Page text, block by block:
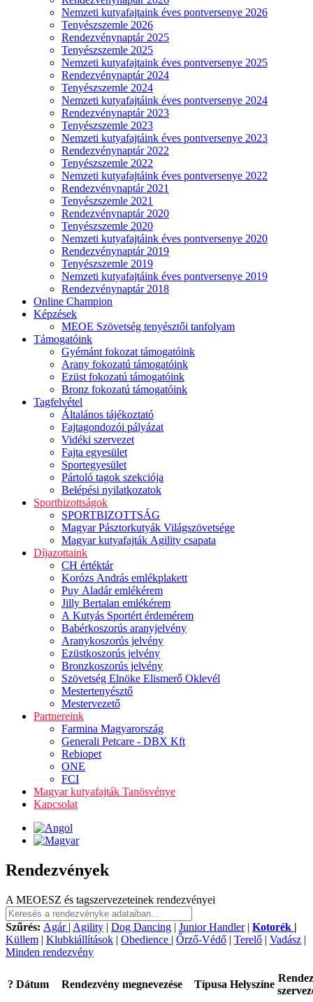
Nemzeti kutyafajtaink éves pontversenye 2026
Tenyészszemle 2026
Rendezvénynaptár 2025
Tenyészszemle 2025
Nemzeti kutyafajtaink éves pontversenye 2025
Rendezvénynaptár 2024
Tenyészszemle 2024
Nemzeti kutyafajtáink éves pontversenye 2024
Rendezvénynaptár 2023
Tenyészszemle 2023
Nemzeti kutyafajtáink éves pontversenye 2023
Rendezvénynaptár 2022
Tenyészszemle 2022
Nemzeti kutyafajtáink éves pontversenye 2022
Rendezvénynaptár 2021
Tenyészszemle 2021
Rendezvénynaptár 2020
Tenyészszemle 2020
Nemzeti kutyafajtáink éves pontversenye 2020
Rendezvénynaptár 2019
Tenyészszemle 2019
Nemzeti kutyafajtáink éves pontversenye 2019
Rendezvénynaptár 2018
Online Champion
Képzések
MEOE Szövetség tenyésztői tanfolyam
Támogatóink
Gyémánt fokozat támogatóink
Arany fokozatú támogatóink
Ezüst fokozatú támogatóink
Bronz fokozatú támogatóink
Tagfelvétel
Általános tájékoztató
Fajtagondozói pályázat
Vidéki szervezet
Fajta egyesület
Sportegyesület
Pártoló tagok szekciója
Belépési nyilatkozatok
Sportbizottságok
SPORTBIZOTTSÁG
Magyar Pásztorkutyák Világszövetsége
Magyar kutyafajták Agility csapata
Díjazottaink
CH értéktár
Korózs András emlékplakett
Puy Aladár emlékérem
Jilly Bertalan emlékérem
A Kutyás Sportért érdemérem
Babérkoszorús aranyjelvény
Aranykoszorús jelvény
Ezüstkoszorús jelvény
Bronzkoszorús jelvény
Szövetség Elnöke Elismerő Oklevél
Mestertenyésztő
Mestervezető
Partnereink
Farmina Magyarország
Generali Petcare - DBX Kft
Rebiopet
ONE
FCI
Magyar kutyafajták Tanösvénye
Kapcsolat
Rendezvények
A MEOESZ és tagszervezeteinek rendezvényei
Szűrés: Agár | Agility | Dog Dancing | Junior Handler| Kotorék |
Küllem | Klubkiállítások | Obedience | Őrző-Védő | Terelő | Vadász |
Minden rendezvény
? Dátum Rendezvény megnevezése Típusa Helyszíne